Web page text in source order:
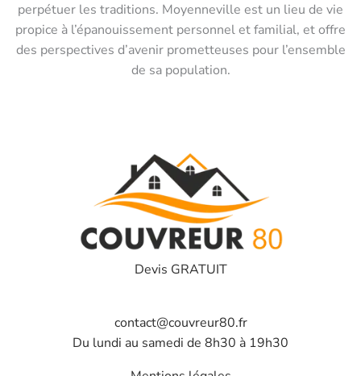
perpétuer les traditions. Moyenneville est un lieu de vie
propice à l’épanouissement personnel et familial, et offre
des perspectives d’avenir prometteuses pour l’ensemble
de sa population.
Devis GRATUIT
contact@couvreur80.fr
Du lundi au samedi de 8h30 à 19h30